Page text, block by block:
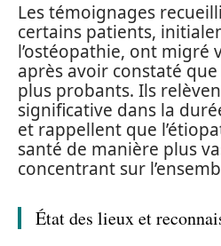
Les témoignages
certains patients,
l’ostéopathie, ont migré
après avoir constaté
plus probants. Ils
significative dans la
et rappellent que
santé de manière plus
concentrant sur
État des lieux et